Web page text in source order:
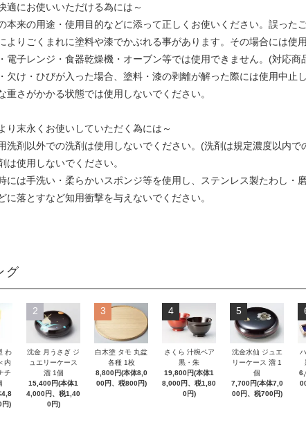
適にお使いいただける為には～
本来の用途・使用目的などに添って正しくお使いください。誤った
よりごくまれに塗料や漆でかぶれる事があります。その場合には使
電子レンジ・食器乾燥機・オーブン等では使用できません。(対応商
欠け・ひびが入った場合、塗料・漆の剥離が解った際には使用中止
重さがかかる状態では使用しないでください。
り末永くお使いしていただく為には～
洗剤以外での洗剤は使用しないでください。(洗剤は規定濃度以内で
は使用しないでください。
には手洗い・柔らかいスポンジ等を使用し、ステンレス製たわし・
に落とすなど知用衝撃を与えないでください。
グ
わ
内
チ
4,8
円)
2
沈金 月うさぎ ジ
ュエリーケース
溜 1個
15,400円(本体1
4,000円、税1,40
0円)
3
白木塗 タモ 丸盆
各種 1枚
8,800円(本体8,0
00円、税800円)
4
さくら 汁椀ペア
黒・朱
19,800円(本体1
8,000円、税1,80
0円)
5
沈金水仙 ジュエ
リーケース 溜 1
個
7,700円(本体7,0
00円、税700円)